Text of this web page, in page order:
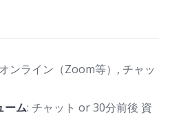
ンライン（Zoom等）, チャッ
ーム: チャット or 30分前後 資